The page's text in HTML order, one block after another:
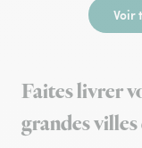
Voir
Faites livrer
grandes